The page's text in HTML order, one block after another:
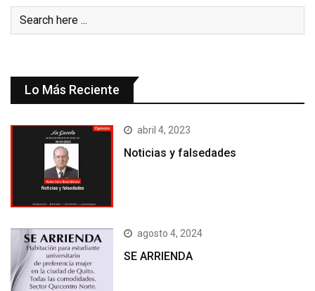
Lo Más Reciente
abril 4, 2023
Noticias y falsedades
agosto 4, 2024
SE ARRIENDA